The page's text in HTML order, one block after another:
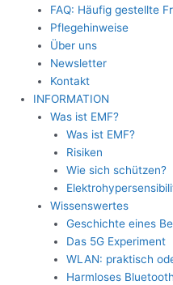
FAQ: Häufig gestellte
Pflegehinweise
Über uns
Newsletter
Kontakt
INFORMATION
Was ist EMF?
Was ist EMF?
Risiken
Wie sich schützen?
Wissenswertes
Geschichte eines
Das 5G Experiment
WLAN: praktisch
Harmloses